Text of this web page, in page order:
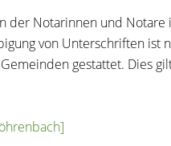
der Notarinnen und
von Unterschriften
gestattet. Dies